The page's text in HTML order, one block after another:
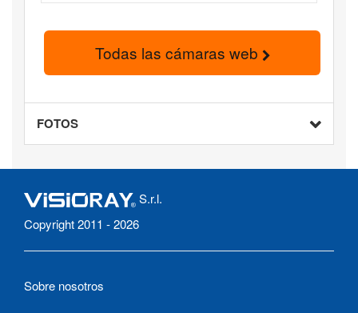
Todas las cámaras web
FOTOS
S.r.l.
Copyright 2011 - 2026
Sobre nosotros